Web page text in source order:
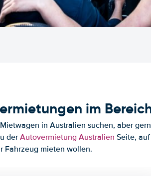
im
in Australien suchen, aber
derAutovermietung Australien Seite,
Fahrzeug mieten wollen.